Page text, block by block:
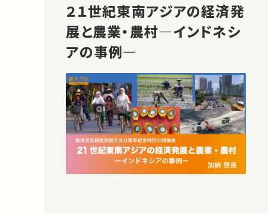
２１世紀東南アジアの経済発
展と農業・農村―インドネシ
アの事例―